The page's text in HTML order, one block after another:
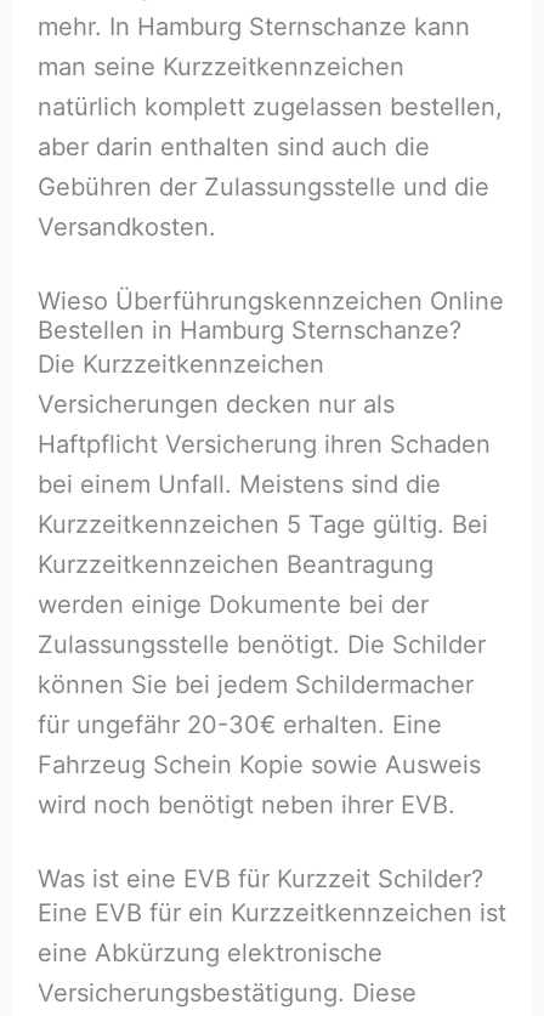
mehr. In Hamburg Sternschanze kann
man seine Kurzzeitkennzeichen
natürlich komplett zugelassen bestellen,
aber darin enthalten sind auch die
Gebühren der Zulassungsstelle und die
Versandkosten.
Wieso Überführungskennzeichen Online
Bestellen in Hamburg Sternschanze?
Die Kurzzeitkennzeichen
Versicherungen decken nur als
Haftpflicht Versicherung ihren Schaden
bei einem Unfall. Meistens sind die
Kurzzeitkennzeichen 5 Tage gültig. Bei
Kurzzeitkennzeichen Beantragung
werden einige Dokumente bei der
Zulassungsstelle benötigt. Die Schilder
können Sie bei jedem Schildermacher
für ungefähr 20-30€ erhalten. Eine
Fahrzeug Schein Kopie sowie Ausweis
wird noch benötigt neben ihrer EVB.
Was ist eine EVB für Kurzzeit Schilder?
Eine EVB für ein Kurzzeitkennzeichen ist
eine Abkürzung elektronische
Versicherungsbestätigung. Diese